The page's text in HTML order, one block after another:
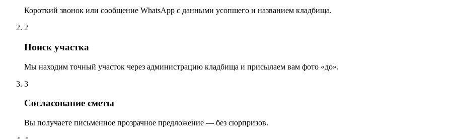
Короткий звонок или сообщение WhatsApp с данными усопшего и названием кладбища.
2
Поиск участка
Мы находим точный участок через администрацию кладбища и присылаем вам фото «до».
3
Согласование сметы
Вы получаете письменное прозрачное предложение — без сюрпризов.